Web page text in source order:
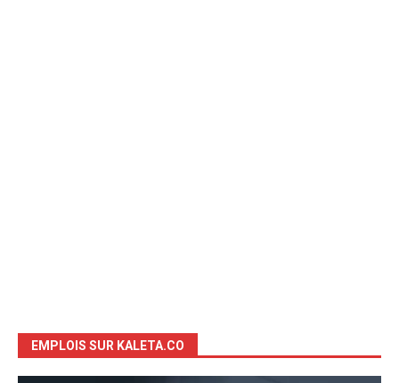
EMPLOIS SUR KALETA.CO